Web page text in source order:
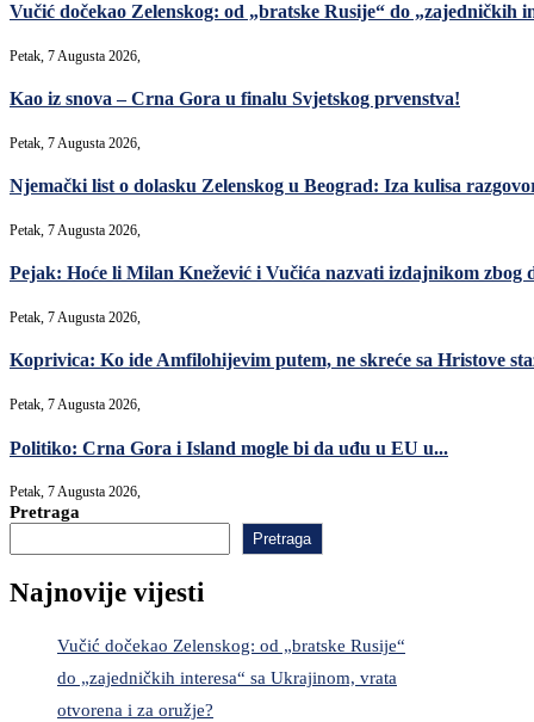
Vučić dočekao Zelenskog: od „bratske Rusije“ do „zajedničkih
Petak, 7 Augusta 2026,
Kao iz snova – Crna Gora u finalu Svjetskog prvenstva!
Petak, 7 Augusta 2026,
Njemački list o dolasku Zelenskog u Beograd: Iza kulisa
Petak, 7 Augusta 2026,
Pejak: Hoće li Milan Knežević i Vučića nazvati izdajnikom zbog
Petak, 7 Augusta 2026,
Koprivica: Ko ide Amfilohijevim putem, ne skreće sa Hristove
Petak, 7 Augusta 2026,
Politiko: Crna Gora i Island mogle bi da uđu u EU u...
Petak, 7 Augusta 2026,
Pretraga
Pretraga
Najnovije vijesti
Vučić dočekao Zelenskog: od „bratske Rusije“
do „zajedničkih interesa“ sa Ukrajinom, vrata
otvorena i za oružje?